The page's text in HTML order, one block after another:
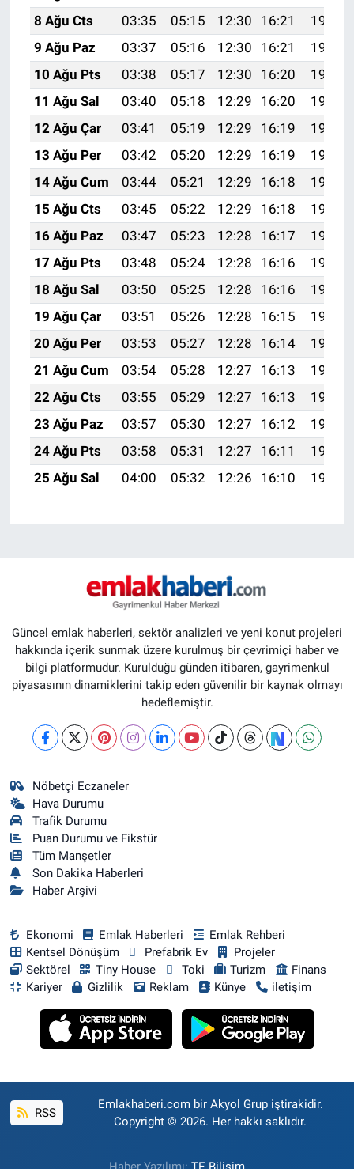
8 Ağu Cts
03:35 05:15 12:30 16:21
19:35
9 Ağu Paz
03:37 05:16 12:30 16:21
19:33
10 Ağu Pts
03:38 05:17 12:30 16:20
19:32
11 Ağu Sal
03:40 05:18 12:29 16:20
19:31
12 Ağu Çar
03:41 05:19 12:29 16:19
19:29
13 Ağu Per
03:42 05:20 12:29 16:19
19:28
14 Ağu Cum
03:44 05:21 12:29 16:18
19:27
15 Ağu Cts
03:45 05:22 12:29 16:18
19:25
16 Ağu Paz
03:47 05:23 12:28 16:17
19:24
17 Ağu Pts
03:48 05:24 12:28 16:16
19:23
18 Ağu Sal
03:50 05:25 12:28 16:16
19:21
19 Ağu Çar
03:51 05:26 12:28 16:15
19:20
20 Ağu Per
03:53 05:27 12:28 16:14
19:18
21 Ağu Cum
03:54 05:28 12:27 16:13
19:17
22 Ağu Cts
03:55 05:29 12:27 16:13
19:15
23 Ağu Paz
03:57 05:30 12:27 16:12
19:14
24 Ağu Pts
03:58 05:31 12:27 16:11
19:12
25 Ağu Sal
04:00 05:32 12:26 16:10 19:11
Güncel emlak haberleri, sektör analizleri ve yeni konut projeleri
hakkında içerik sunmak üzere kurulmuş bir çevrimiçi haber ve
bilgi platformudur. Kurulduğu günden itibaren, gayrimenkul
piyasasının dinamiklerini takip eden güvenilir bir kaynak olmayı
hedeflemiştir.
Nöbetçi Eczaneler
Hava Durumu
Trafik Durumu
Puan Durumu ve Fikstür
Tüm Manşetler
Son Dakika Haberleri
Haber Arşivi
Ekonomi Emlak Haberleri
Emlak Rehberi
Kentsel Dönüşüm
Prefabrik Ev
Projeler
Sektörel
Tiny House Toki Turizm
Finans
Kariyer
Gizlilik Reklam Künye iletişim
RSS
Emlakhaberi.com bir Akyol Grup iştirakidir.
Copyright © 2026. Her hakkı saklıdır.